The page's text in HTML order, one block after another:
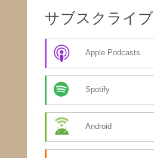
サブスクライブ
Apple Podcasts
Spotify
Android